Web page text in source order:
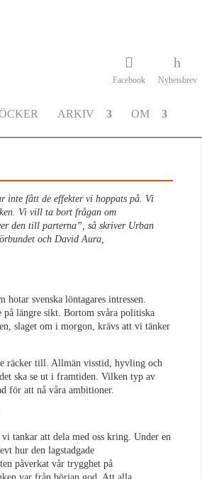
Facebook Nyhetsbrev
ARKIV OM
inte fått de effekter vi hoppats på. Vi
Vi vill ta bort frågan om
den till parterna”, så skriver Urban
och David Aura,
svenska löntagares intressen.
längre sikt. Bortom svåra politiska
slaget om i morgon, krävs att vi tänker
räcker till. Allmän visstid, hyvling och
ska se ut i framtiden. Vilken typ av
för att nå våra ambitioner.
vi tankar att dela med oss kring. Under en
hur den lagstadgade
påverkat vår trygghet på